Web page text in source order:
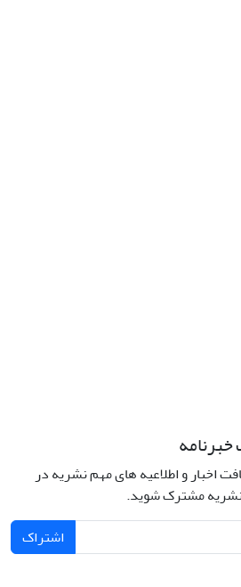
اخبار و اطلاعیه های مهم نشریه در
مشترک شوید.
اشتراک